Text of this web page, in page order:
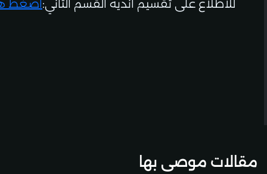
للاطلاع على تقسيم أندية القسم الثاني: اضغط
مقالات موصى بها